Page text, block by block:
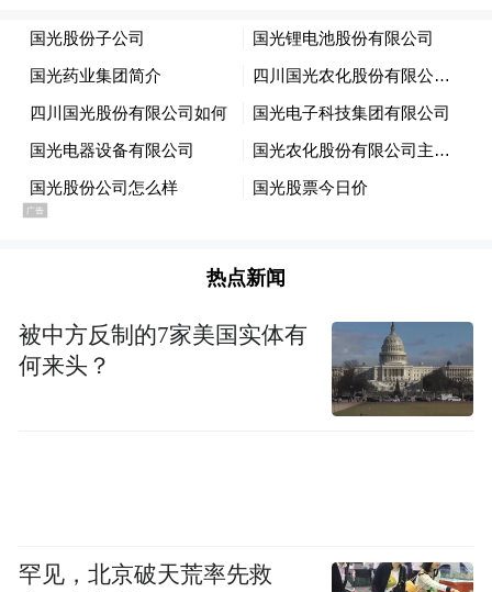
热点新闻
被中方反制的7家美国实体有
何来头？
罕见，北京破天荒率先救